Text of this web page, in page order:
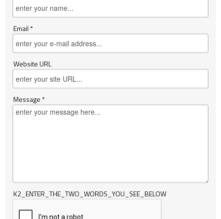
Email *
Website URL
Message *
K2_ENTER_THE_TWO_WORDS_YOU_SEE_BELOW